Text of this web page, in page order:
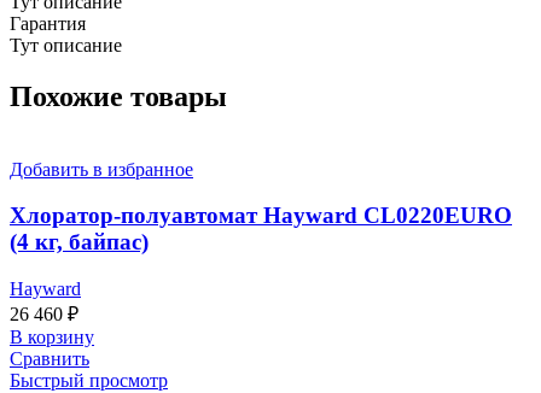
Гарантия
Тут описание
Похожие товары
Добавить в избранное
Хлоратор-полуавтомат Hayward CL0220EURO
(4 кг, байпас)
Hayward
26 460 ₽
В корзину
Сравнить
Быстрый просмотр